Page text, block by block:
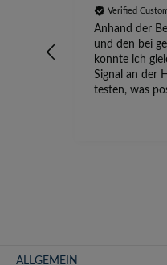
Verified
Anhand der
und den bei
konnte ich
Signal an der
testen, was
der
ALLGEMEIN